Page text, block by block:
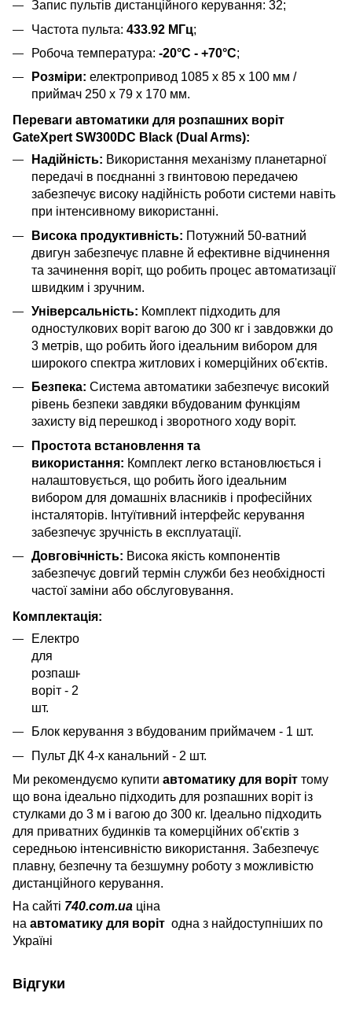
Запис пультів дистанційного керування: 32;
Частота пульта: 433.92 МГц;
Робоча температура: -20°C - +70°C;
Розміри: електропривод 1085 x 85 x 100 мм /
приймач 250 x 79 x 170 мм.
Переваги автоматики для розпашних воріт
GateXpert SW300DC Black (Dual Arms):
Надійність: Використання механізму планетарної
передачі в поєднанні з гвинтовою передачею
забезпечує високу надійність роботи системи навіть
при інтенсивному використанні.
Висока продуктивність: Потужний 50-ватний
двигун забезпечує плавне й ефективне відчинення
та зачинення воріт, що робить процес автоматизації
швидким і зручним.
Універсальність: Комплект підходить для
одностулкових воріт вагою до 300 кг і завдовжки до
3 метрів, що робить його ідеальним вибором для
широкого спектра житлових і комерційних об'єктів.
Безпека: Система автоматики забезпечує високий
рівень безпеки завдяки вбудованим функціям
захисту від перешкод і зворотного ходу воріт.
Простота встановлення та
використання: Комплект легко встановлюється і
налаштовується, що робить його ідеальним
вибором для домашніх власників і професійних
інсталяторів. Інтуїтивний інтерфейс керування
забезпечує зручність в експлуатації.
Довговічність: Висока якість компонентів
забезпечує довгий термін служби без необхідності
частої заміни або обслуговування.
Комплектація:
Електропривод
для
розпашних
воріт - 2
шт.
Блок керування з вбудованим приймачем - 1 шт.
Пульт ДК 4-х канальний - 2 шт.
Ми рекомендуємо купити автоматику для воріт тому
що вона ідеально підходить для розпашних воріт із
стулками до 3 м і вагою до 300 кг. Ідеально підходить
для приватних будинків та комерційних об'єктів з
середньою інтенсивністю використання. Забезпечує
плавну, безпечну та безшумну роботу з можливістю
дистанційного керування.
На сайті 740.com.ua ціна
на автоматику для воріт одна з найдоступніших по
Україні
Відгуки